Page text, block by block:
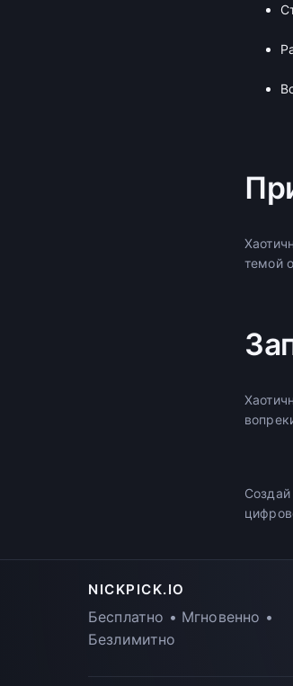
темой
NICKPICK.IO
Бесплатно • Мгновенно •
Безлимитно